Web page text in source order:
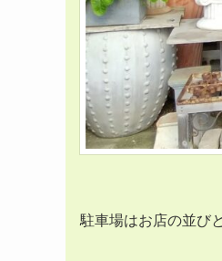
駐車場はお店の並び